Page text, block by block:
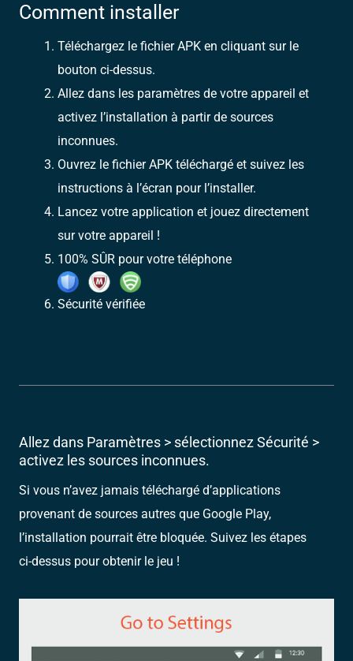
Comment installer
Téléchargez le fichier APK en cliquant sur le
bouton ci-dessus.
Allez dans les paramètres de votre appareil et
activez l’installation à partir de sources
inconnues.
Ouvrez le fichier APK téléchargé et suivez les
instructions à l’écran pour l’installer.
Lancez votre application et jouez directement
sur votre appareil !
100% SÛR pour votre téléphone
Sécurité vérifiée
Allez dans Paramètres > sélectionnez Sécurité >
activez les sources inconnues.
Si vous n’avez jamais téléchargé d’applications
provenant de sources autres que Google Play,
l’installation pourrait être bloquée. Suivez les étapes
ci-dessus pour obtenir le jeu !